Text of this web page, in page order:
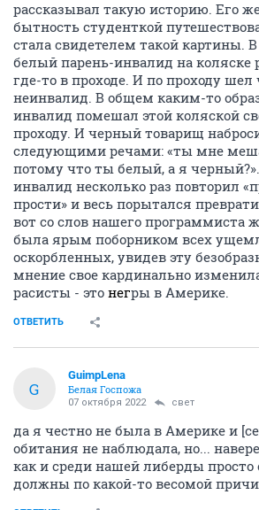
рассказывал такую историю. Его
бытность студенткой
стала свидетелем такой картины.
белый парень-инвалид на коляске
где-то в проходе. И по проходу
неинвалид. В общем каким-то
инвалид помешал этой коляской
проходу. И черный товарищ
следующими речами: «ты мне
потому что ты белый, а я
инвалид несколько раз повторил
прости» и весь порытался
вот со слов нашего программиста
была ярым поборником всех
оскорбленных, увидев эту
мнение свое кардинально
расисты - это негры в Америке.
ОТВЕТИТЬ
G
GuimpLena
Белая Госпожа
07 октября 2022 свет
да я честно не была в Америке и
обитания не наблюдала, но...
как и среди нашей либерды просто
должны по какой-то весомой